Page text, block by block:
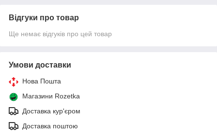
Відгуки про товар
Ще немає відгуків про цей товар
Умови доставки
Нова Пошта
Магазини Rozetka
Доставка кур'єром
Доставка поштою